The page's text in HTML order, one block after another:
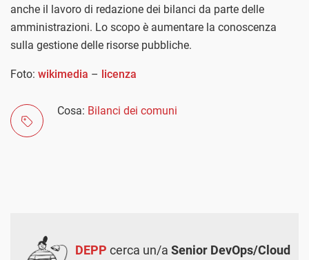
anche il lavoro di redazione dei bilanci da parte delle
amministrazioni. Lo scopo è aumentare la conoscenza
sulla gestione delle risorse pubbliche.
Foto: wikimedia – licenza
Cosa: Bilanci dei comuni
DEPP cerca un/a Senior DevOps/Cloud